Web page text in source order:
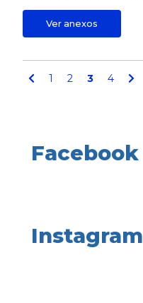
Ver anexos
1 2 3 4
Facebook
Instagram